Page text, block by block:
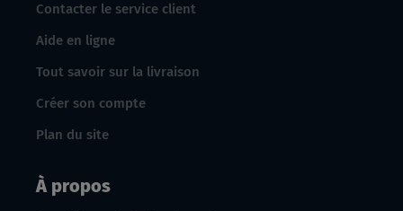
Contacter le service client
Aide en ligne
Tout savoir sur la livraison
Créer son compte
Plan du site
À propos